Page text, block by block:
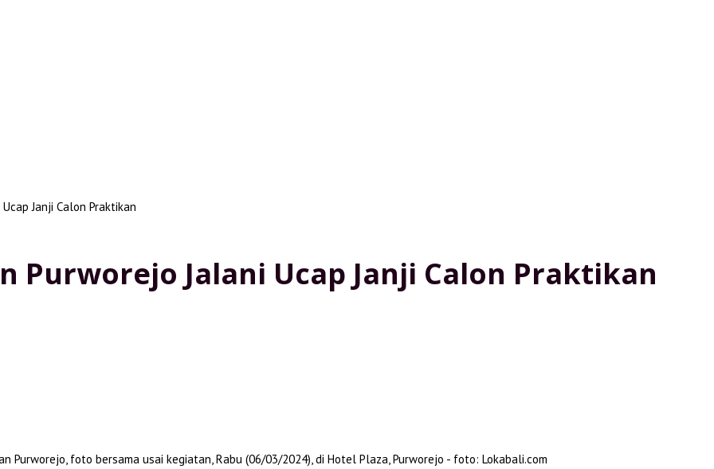
Janji Calon Praktikan
Purworejo Jalani Ucap Janji Calon Praktikan
Purworejo, foto bersama usai kegiatan, Rabu (06/03/2024), di Hotel Plaza, Purworejo - foto: Lokabali.com